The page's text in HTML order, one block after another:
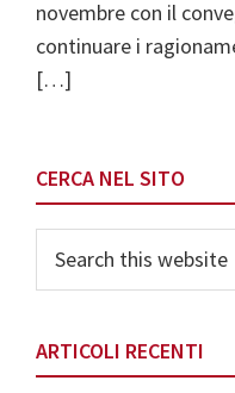
novembre con il
continuare i
[…]
Primary
Sidebar
CERCA NEL SITO
this
website
ARTICOLI RECENTI